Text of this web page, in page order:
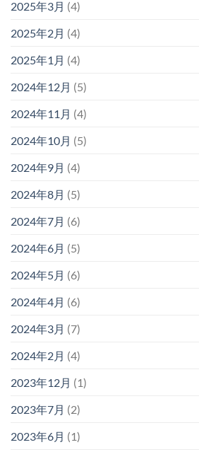
2025年3月 (4)
2025年2月 (4)
2025年1月 (4)
2024年12月 (5)
2024年11月 (4)
2024年10月 (5)
2024年9月 (4)
2024年8月 (5)
2024年7月 (6)
2024年6月 (5)
2024年5月 (6)
2024年4月 (6)
2024年3月 (7)
2024年2月 (4)
2023年12月 (1)
2023年7月 (2)
2023年6月 (1)